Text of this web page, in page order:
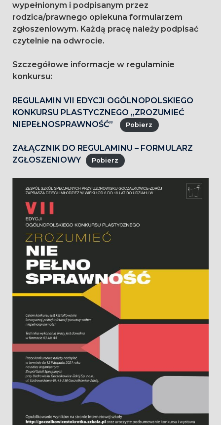
wypełnionym i podpisanym przez
rodzica/prawnego opiekuna formularzem
zgłoszeniowym. Każdą pracę należy podpisać
czytelnie na odwrocie.
Szczegółowe informacje w regulaminie
konkursu:
REGULAMIN VII EDYCJI OGÓLNOPOLSKIEGO
KONKURSU PLASTYCZNEGO „ZROZUMIEĆ
NIEPEŁNOSPRAWNOŚĆ”
Pobierz
ZAŁĄCZNIK DO REGULAMINU – FORMULARZ
ZGŁOSZENIOWY
Pobierz